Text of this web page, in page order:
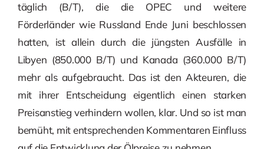
täglich (B/T), die die OPEC und weitere
Förderländer wie Russland Ende Juni beschlossen
hatten, ist allein durch die jüngsten Ausfälle in
Libyen (850.000 B/T) und Kanada (360.000 B/T)
mehr als aufgebraucht. Das ist den Akteuren, die
mit ihrer Entscheidung eigentlich einen starken
Preisanstieg verhindern wollen, klar. Und so ist man
bemüht, mit entsprechenden Kommentaren Einfluss